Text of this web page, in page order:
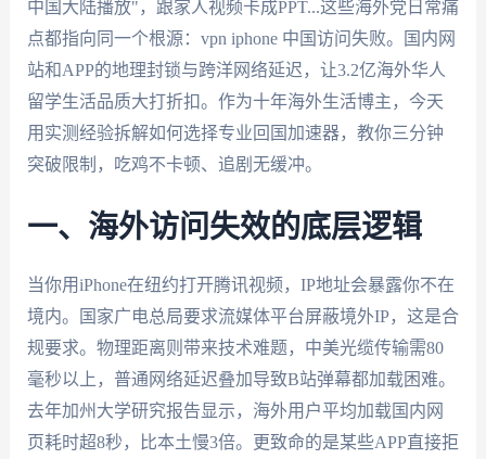
中国大陆播放"，跟家人视频卡成PPT...这些海外党日常痛
点都指向同一个根源：vpn iphone 中国访问失败。国内网
站和APP的地理封锁与跨洋网络延迟，让3.2亿海外华人
留学生活品质大打折扣。作为十年海外生活博主，今天
用实测经验拆解如何选择专业回国加速器，教你三分钟
突破限制，吃鸡不卡顿、追剧无缓冲。
一、海外访问失效的底层逻辑
当你用iPhone在纽约打开腾讯视频，IP地址会暴露你不在
境内。国家广电总局要求流媒体平台屏蔽境外IP，这是合
规要求。物理距离则带来技术难题，中美光缆传输需80
毫秒以上，普通网络延迟叠加导致B站弹幕都加载困难。
去年加州大学研究报告显示，海外用户平均加载国内网
页耗时超8秒，比本土慢3倍。更致命的是某些APP直接拒